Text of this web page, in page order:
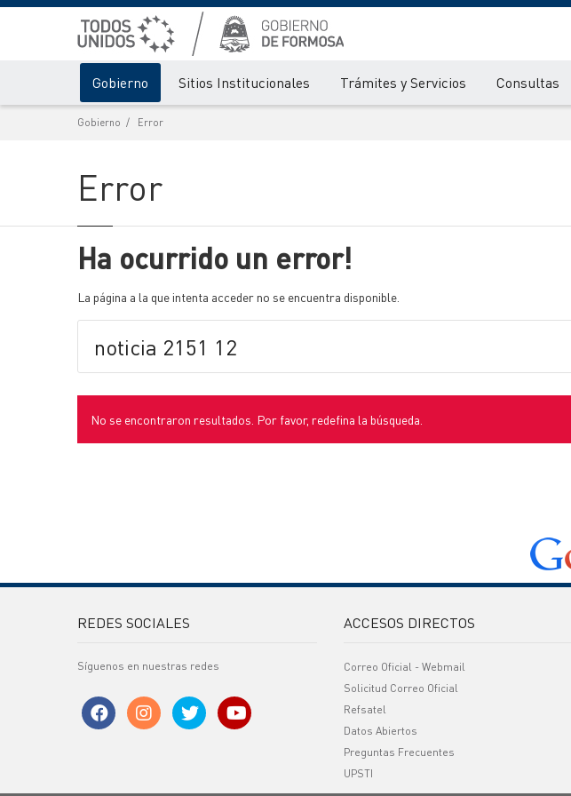
Gobierno Sitios Institucionales Trámites y Servicios Consultas
Gobierno Error
Error
Ha ocurrido un error!
La página a la que intenta acceder no se encuentra disponible.
No se encontraron resultados. Por favor, redefina la búsqueda.
REDES SOCIALES
Síguenos en nuestras redes
ACCESOS DIRECTOS
Correo Oficial - Webmail
Solicitud Correo Oficial
Refsatel
Datos Abiertos
Preguntas Frecuentes
UPSTI